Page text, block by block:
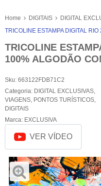
Home DIGITAIS
DIGITAL
TRICOLINE ESTAMPA DIGITAL
TRICOLINE
100% ALGODÃO
Sku: 663122FDB71C2
Categoria: DIGITAL EXCLUSIVAS,
VIAGENS, PONTOS TURÍSTICOS,
DIGITAIS
Marca: EXCLUSIVA
VER VÍDEO